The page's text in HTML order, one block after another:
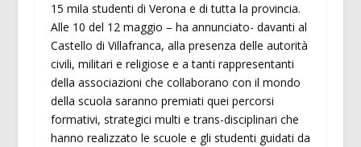
15 mila studenti di Verona e di tutta la provincia.
Alle 10 del 12 maggio – ha annunciato- davanti al
Castello di Villafranca, alla presenza delle autorità
civili, militari e religiose e a tanti rappresentanti
della associazioni che collaborano con il mondo
della scuola saranno premiati quei percorsi
formativi, strategici multi e trans-disciplinari che
hanno realizzato le scuole e gli studenti guidati da